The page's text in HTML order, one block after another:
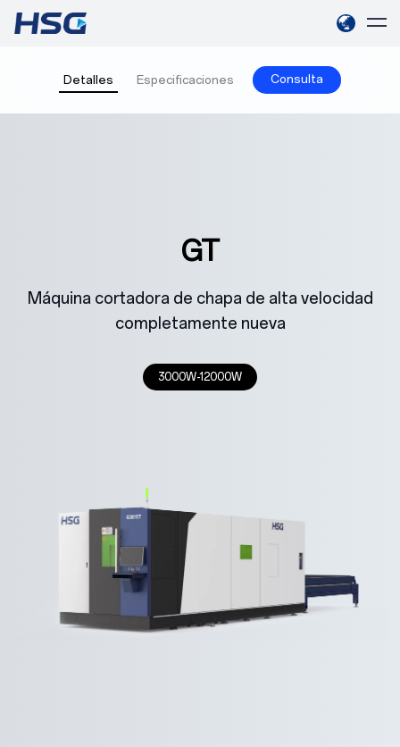
Detalles Especificaciones Consulta
GT
Máquina cortadora de chapa de alta velocidad
completamente nueva
3000W-12000W